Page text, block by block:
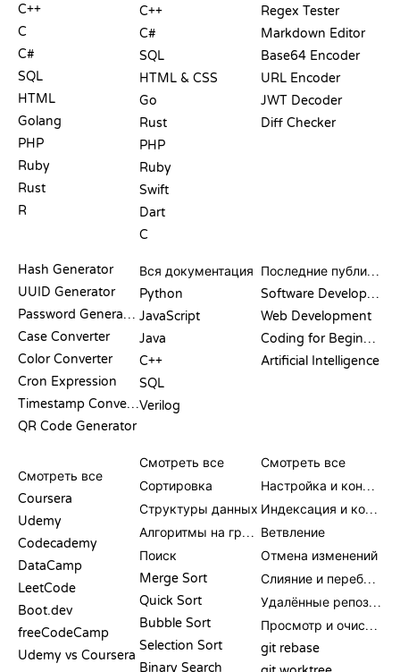
C++
C
C#
SQL
HTML
Golang
PHP
Ruby
Rust
R
C++
C#
SQL
HTML & CSS
Go
Rust
PHP
Ruby
Swift
Dart
C
Regex Tester
Markdown Editor
Base64 Encoder
URL Encoder
JWT Decoder
Diff Checker
Hash Generator
UUID Generator
Password Generator
Case Converter
Color Converter
Cron Expression
Timestamp Converter
QR Code Generator
Вся документация
Python
JavaScript
Java
C++
SQL
Verilog
Последние публикации
Software Development
Web Development
Coding for Beginners
Artificial Intelligence
Смотреть все
Coursera
Udemy
Codecademy
DataCamp
LeetCode
Boot.dev
freeCodeCamp
Udemy vs Coursera
Смотреть все
Сортировка
Структуры данных
Алгоритмы на графах
Поиск
Merge Sort
Quick Sort
Bubble Sort
Selection Sort
Binary Search
Смотреть все
Настройка и конфигурация
Индексация и коммит
Ветвление
Отмена изменений
Слияние и перебазирование
Удалённые репозитории
Просмотр и очистка
git rebase